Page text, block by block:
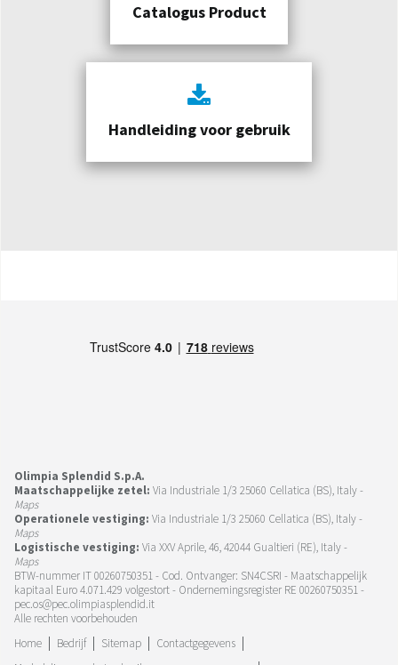
Catalogus Product
Handleiding voor gebruik
Olimpia Splendid S.p.A.
Maatschappelijke zetel: Via Industriale 1/3 25060 Cellatica (BS), Italy -
Maps
Operationele vestiging: Via Industriale 1/3 25060 Cellatica (BS), Italy -
Maps
Logistische vestiging: Via XXV Aprile, 46, 42044 Gualtieri (RE), Italy -
Maps
BTW-nummer IT 00260750351 - Cod. Ontvanger: SN4CSRI - Maatschappelijk
kapitaal Euro 4.071.429 volgestort - Ondernemingsregister RE 00260750351 -
pec.os@pec.olimpiasplendid.it
Alle rechten voorbehouden
Home
Bedrijf Sitemap
Contactgegevens